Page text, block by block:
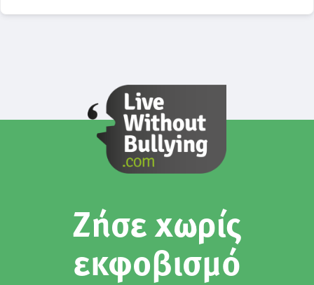
Ζήσε χωρίς
εκφοβισμό